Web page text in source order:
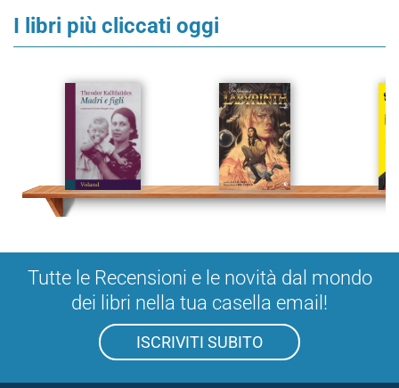
I libri più cliccati oggi
Tutte le Recensioni e le novità dal mondo
dei libri nella tua casella email!
ISCRIVITI SUBITO